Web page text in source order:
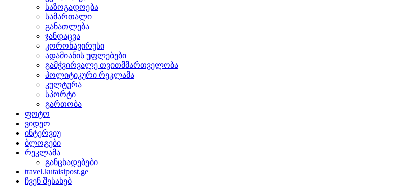
საზოგადოება
სამართალი
განათლება
ჯანდაცვა
კორონავირუსი
ადამიანის უფლებები
გამჭვირვალე თვითმმართველობა
პოლიტიკური რეკლამა
კულტურა
სპორტი
გართობა
ფოტო
ვიდეო
ინტერვიუ
ბლოგები
რეკლამა
განცხადებები
travel.kutaisipost.ge
ჩვენ შესახებ